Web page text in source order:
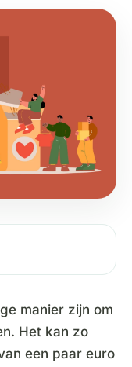
manier zijn om
Het kan zo
een paar euro